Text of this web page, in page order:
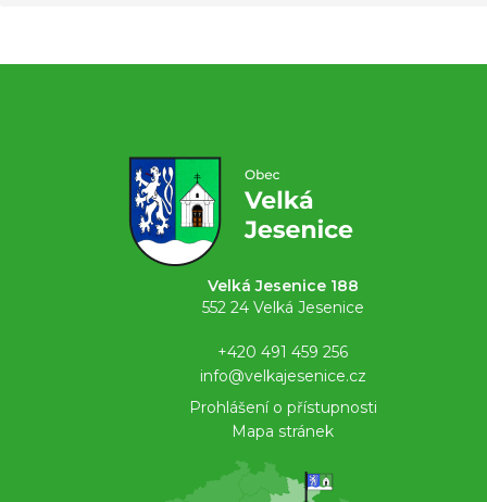
Velká Jesenice 188
552 24 Velká Jesenice
+420 491 459 256
info@velkajesenice.cz
Prohlášení o přístupnosti
Mapa stránek